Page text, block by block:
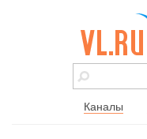
vl.ru - сайт
города
Каналы